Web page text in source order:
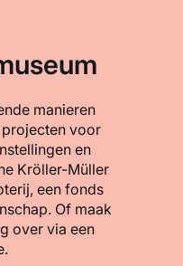
manieren
voor
en
Kröller-Müller
een fonds
Of maak
over via een